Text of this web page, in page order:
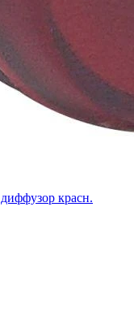
красн.